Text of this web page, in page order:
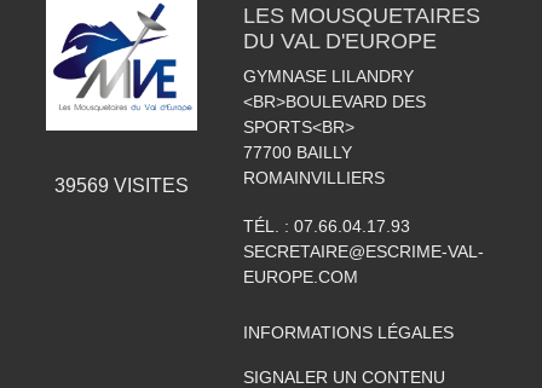
39569 VISITES
LES MOUSQUETAIRES
DU VAL D'EUROPE
GYMNASE LILANDRY
<BR>BOULEVARD DES
SPORTS<BR>
77700 BAILLY
ROMAINVILLIERS
TÉL. : 07.66.04.17.93
SECRETAIRE@ESCRIME-VAL-
EUROPE.COM
INFORMATIONS LÉGALES
SIGNALER UN CONTENU